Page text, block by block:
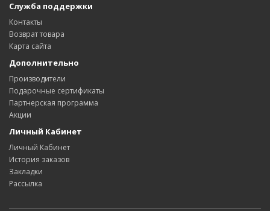
Служба поддержки
Контакты
Возврат товара
Карта сайта
Дополнительно
Производители
Подарочные сертификаты
Партнерская программа
Акции
Личный Кабинет
Личный Кабинет
История заказов
Закладки
Рассылка